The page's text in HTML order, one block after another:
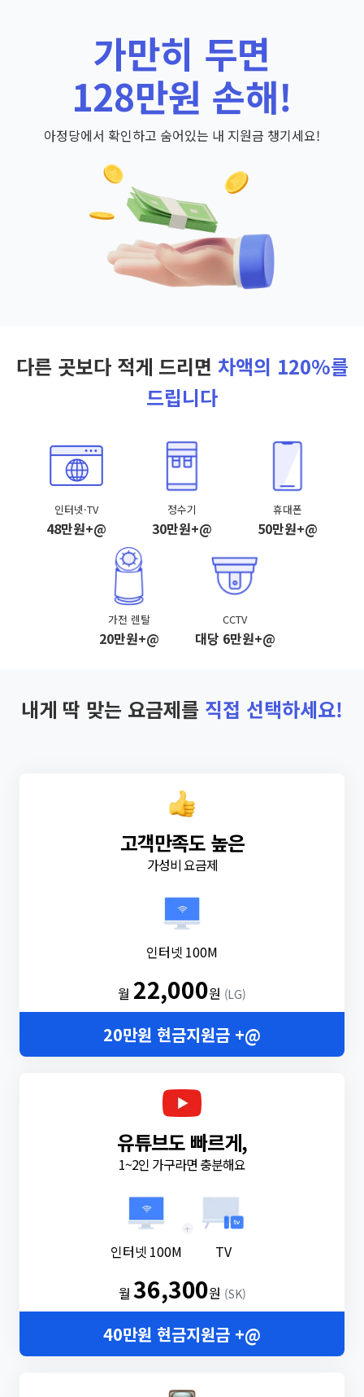
가만히 두면
128만원 손해!
아정당에서 확인하고 숨어있는 내 지원금 챙기세요!
다른 곳보다 적게 드리면 차액의 120%를
드립니다
인터넷·TV
48만원+@
정수기
30만원+@
휴대폰
50만원+@
가전 렌탈
20만원+@
CCTV
대당 6만원+@
내게 딱 맞는 요금제를 직접 선택하세요!
고객만족도 높은
가성비 요금제
인터넷 100M
월 22,000원 (LG)
20만원 현금지원금 +@
유튜브도 빠르게,
1~2인 가구라면 충분해요
인터넷 100M
+
TV
월36,300원 (SK)
40만원 현금지원금 +@